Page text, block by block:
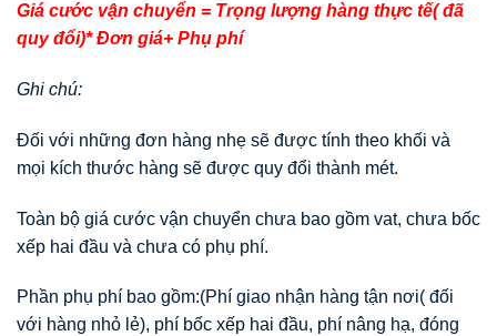
Giá cước vận chuyển = Trọng lượng hàng thực tế( đã
quy đổi)* Đơn giá+ Phụ phí
Ghi chú:
Đối với những đơn hàng nhẹ sẽ được tính theo khối và
mọi kích thước hàng sẽ được quy đổi thành mét.
Toàn bộ giá cước vận chuyển chưa bao gồm vat, chưa bốc
xếp hai đầu và chưa có phụ phí.
Phần phụ phí bao gồm:(Phí giao nhận hàng tận nơi( đối
với hàng nhỏ lẻ), phí bốc xếp hai đầu, phí nâng hạ, đóng